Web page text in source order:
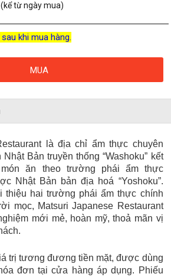
từ ngày mua)
khi mua hàng.
MUA
là địa chỉ ẩm thực chuyên
Bản truyền thống “Washoku” kết
ăn theo trường phái ẩm thực
Nhật Bản bản địa hoá “Yoshoku”.
thiệu hai trường phái ẩm thực chính
mọc, Matsuri Japanese Restaurant
mới mẻ, hoàn mỹ, thoả mãn vị
trị tương đương tiền mặt, được dùng
đơn tại cửa hàng áp dụng. Phiếu